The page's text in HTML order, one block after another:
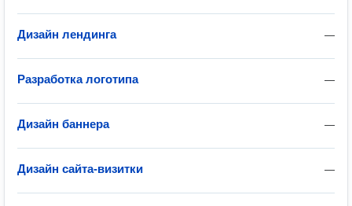
—
Дизайн лендинга
—
Разработка логотипа
—
Дизайн баннера
—
Дизайн сайта-визитки